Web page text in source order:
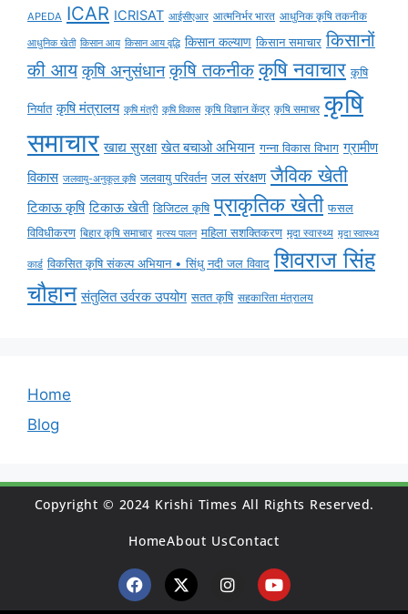
APEDA ICAR ICRISAT आईसीएआर आत्मनिर्भर भारत आधुनिक कृषि तकनीक
आधुनिक खेती किसान आय किसान आय वृद्धि किसान कल्याण किसान समाचार किसानों
की आय कृषि अनुसंधान कृषि तकनीक कृषि नवाचार कृषि
निर्यात कृषि मंत्रालय कृषि मंत्री कृषि विकास कृषि विज्ञान केंद्र कृषि समाचर कृषि
समाचार खाद्य सुरक्षा खेत बचाओ अभियान गन्ना विकास विभाग ग्रामीण
विकास जलवायु-अनुकूल कृषि जलवायु परिवर्तन जल संरक्षण जैविक खेती
टिकाऊ कृषि टिकाऊ खेती डिजिटल कृषि प्राकृतिक खेती फसल
विविधीकरण बिहार कृषि समाचार मत्स्य पालन महिला सशक्तिकरण मृदा स्वास्थ्य मृदा स्वास्थ्य
कार्ड विकसित कृषि संकल्प अभियान • सिंधु नदी जल विवाद शिवराज सिंह
चौहान संतुलित उर्वरक उपयोग सतत कृषि सहकारिता मंत्रालय
Home
Blog
Copyright © 2024 Krishi Times All Rights Reserved.
HomeAbout UsContact